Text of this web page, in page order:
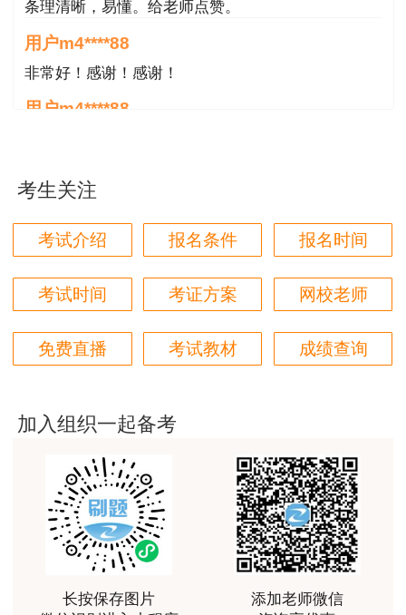
条理清晰，易懂。给老师点赞。
用户m4****88
非常好！感谢！感谢！
用户m4****88
授课内容非常专业，还有人给答疑。
用户hq****jp
对知识点精准把握，内容深入浅出，理论和记忆口诀
相结合，备考更高效。
用户m1****18
利通过考试
用户da****ng
小强老师讲得很好！生动、有趣、易于理解，支持！
用户m3****65
朋友介绍来的，特意选择李娜老师的课程学习，讲解
的非常清晰，容易理解。
用户m4****88
考生关注
考试介绍 报名条件 报名时间
考试时间 考证方案 网校老师
免费直播 考试教材 成绩查询
加入组织一起备考
长按保存图片
添加老师微信